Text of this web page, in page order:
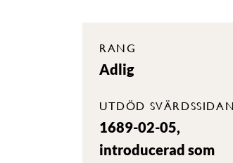
RANG
Adlig
UTDÖD SVÄRDSSIDAN
1689-02-05,
introducerad som